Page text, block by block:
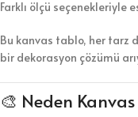
Farklı ölçü seçenekleriyle
Bu kanvas tablo, her tarz
bir dekorasyon çözümü
🎨 Neden